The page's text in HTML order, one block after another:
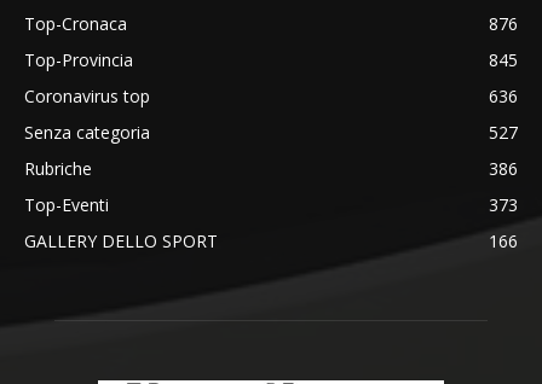
Top-Cronaca
876
Top-Provincia
845
Coronavirus top
636
Senza categoria
527
Rubriche
386
Top-Eventi
373
GALLERY DELLO SPORT
166